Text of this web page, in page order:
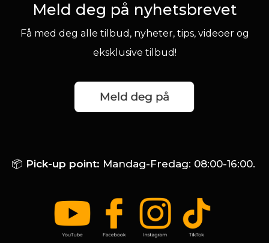
Meld deg på nyhetsbrevet
Få med deg alle tilbud, nyheter, tips, videoer og
eksklusive tilbud!
📦 Pick-up point: Mandag-Fredag: 08:00-16:00.